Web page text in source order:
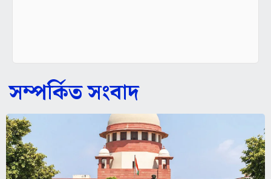
সম্পর্কিত সংবাদ